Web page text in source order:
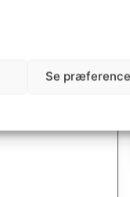
Se
af
fra Italien